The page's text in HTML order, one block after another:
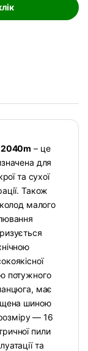
2040m – це
для
та сухої
Також
колод малого
потужного
має
шиною
— 16
пили
та